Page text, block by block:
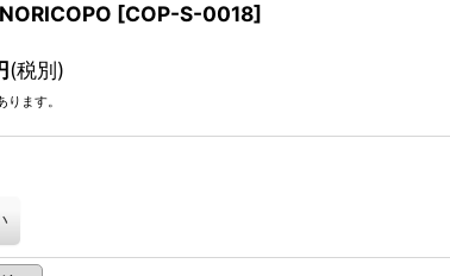
[COP-S-0018]
(税別)
ます。